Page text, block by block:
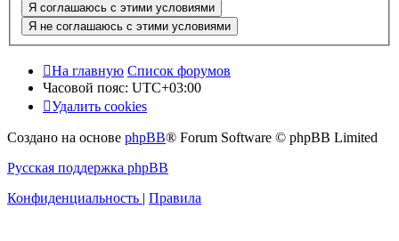
На главную Список форумов
Часовой пояс: UTC+03:00
Удалить cookies
Создано на основе phpBB® Forum Software © phpBB Limited
Русская поддержка phpBB
Конфиденциальность | Правила